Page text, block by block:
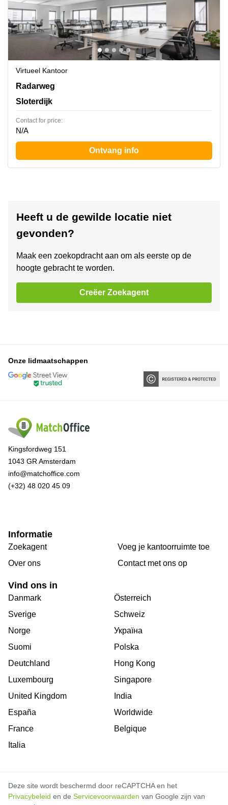
Virtueel Kantoor
Radarweg 29A/B, Sloterdijk
Radarweg
Sloterdijk
Contact for price:
N/A
Ontvang info
Heeft u de gewilde locatie niet
gevonden?
Maak een zoekopdracht aan om als eerste op de
hoogte gebracht te worden.
Creëer Zoekagent
Onze lidmaatschappen
Kingsfordweg 151
1043 GR Amsterdam
info@matchoffice.com
(+32) 48 020 45 09
Informatie
Zoekagent
Over ons
Voeg je kantoorruimte toe
Сontact met ons op
Vind ons in
Danmark
Sverige
Norge
Suomi
Deutchland
Luxembourg
United Kingdom
España
France
Italia
Österreich
Schweiz
Україна
Polska
Hong Kong
Singapore
India
Worldwide
Belgique
Deze site wordt beschermd door reCAPTCHA en het
Privacybeleid en de Servicevoorwaarden van Google zijn van